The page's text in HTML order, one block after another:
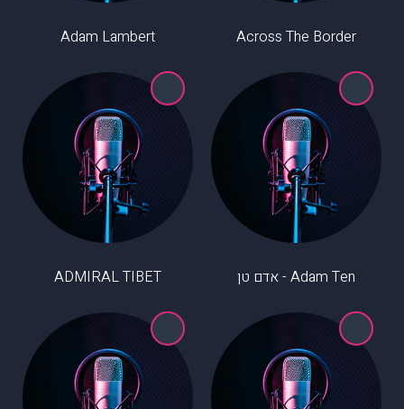
Across The Border
Adam Lambert
Adam Ten - אדם טן ADMIRAL TIBET